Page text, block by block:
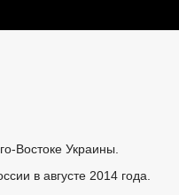
Востоке Украины.
в августе 2014 года.